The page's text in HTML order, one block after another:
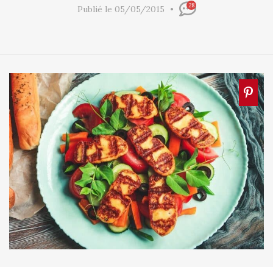
Publié le 05/05/2015 28